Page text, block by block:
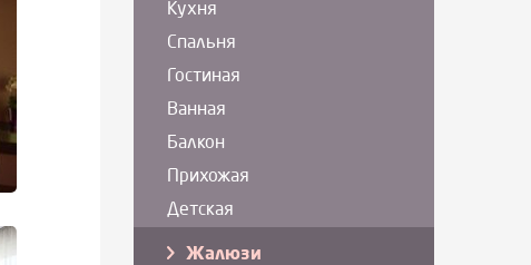
Кухня
Спальня
Гостиная
Ванная
Балкон
Прихожая
Детская
Жалюзи